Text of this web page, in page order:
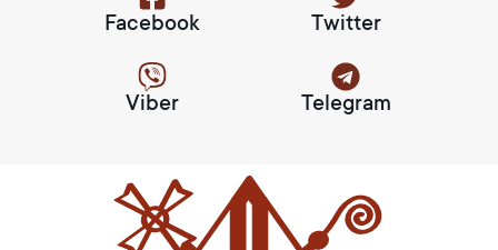
Facebook Twitter
Viber Telegram